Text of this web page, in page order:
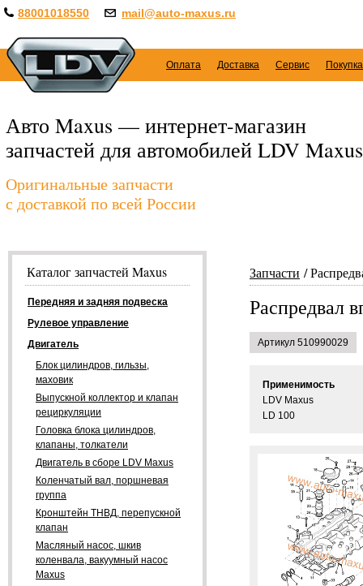
88001018550 mail@auto-maxus.ru
Оплата Доставка Сервис
Авто Maxus — интернет-магазин
запчастей для автомобилей LDV Maxus
Оригинальные запчасти
с доставкой по всей России
Запчасти
Распредвал
Артикул 510990029
Применимость
LDV Maxus
LD 100
Каталог запчастей Maxus
Передняя и задняя подвеска
Рулевое управление
Двигатель
Блок цилиндров, гильзы,
маховик
Выпускной коллектор и клапан
рециркуляции
Головка блока цилиндров,
клапаны, толкатели
Двигатель в сборе LDV Maxus
Коленчатый вал, поршневая
группа
Кронштейн ТНВД, перепускной
клапан
Масляный насос, шкив
коленвала, вакуумный насос
Maxus